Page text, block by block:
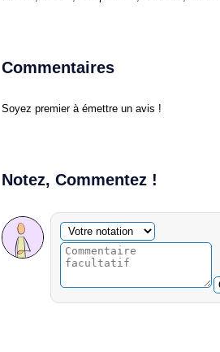
Commentaires
Soyez premier à émettre un avis !
Notez, Commentez !
Commentaire facultatif
Votre notation